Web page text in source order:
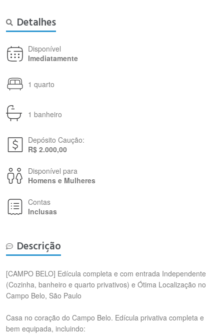
Detalhes
Disponível
Imediatamente
1 quarto
1 banheiro
Depósito Caução:
R$ 2.000,00
Disponível para
Homens e Mulheres
Contas
Inclusas
Descrição
[CAMPO BELO] Edícula completa e com entrada Independente
(Cozinha, banheiro e quarto privativos) e Ótima Localização no
Campo Belo, São Paulo
Casa no coração do Campo Belo. Edícula privativa completa e
bem equipada, incluindo: